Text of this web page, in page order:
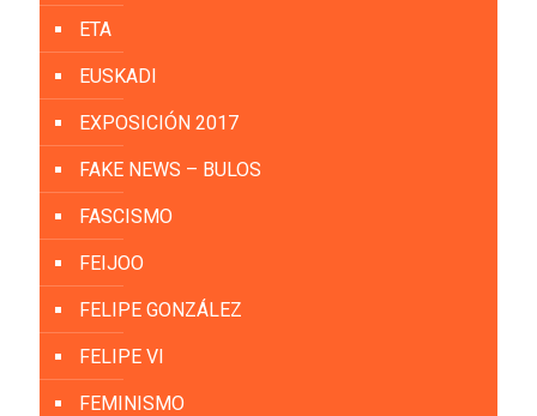
ETA
EUSKADI
EXPOSICIÓN 2017
FAKE NEWS – BULOS
FASCISMO
FEIJOO
FELIPE GONZÁLEZ
FELIPE VI
FEMINISMO